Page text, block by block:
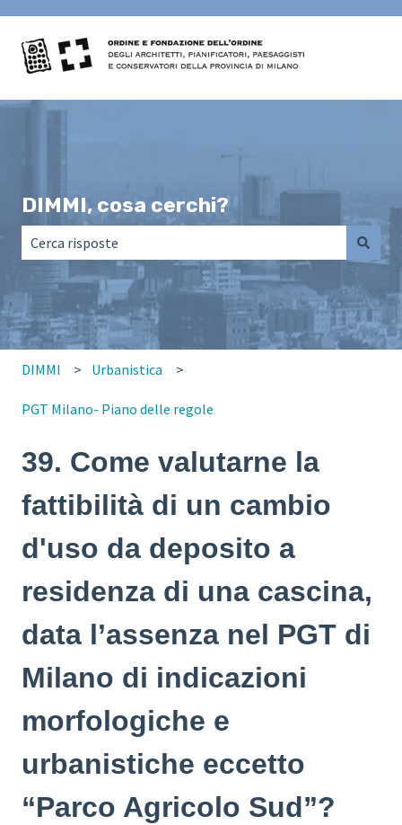
DIMMI, cosa cerchi?
Non sono presenti suggerimenti perché il campo di
DIMMI Urbanistica
PGT Milano- Piano delle regole
39. Come valutarne la
fattibilità di un cambio
d'uso da deposito a
residenza di una cascina,
data l’assenza nel PGT di
Milano di indicazioni
morfologiche e
urbanistiche eccetto
“Parco Agricolo Sud”?